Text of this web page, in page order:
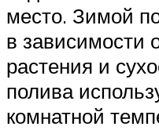
место. Зимой
в зависимости
растения и
полива
комнатной